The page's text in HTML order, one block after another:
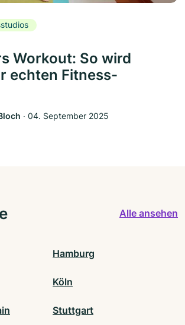
Workout: So wird
echten Fitness-
‧ 04. September 2025
Alle ansehen
Hamburg
Köln
Stuttgart